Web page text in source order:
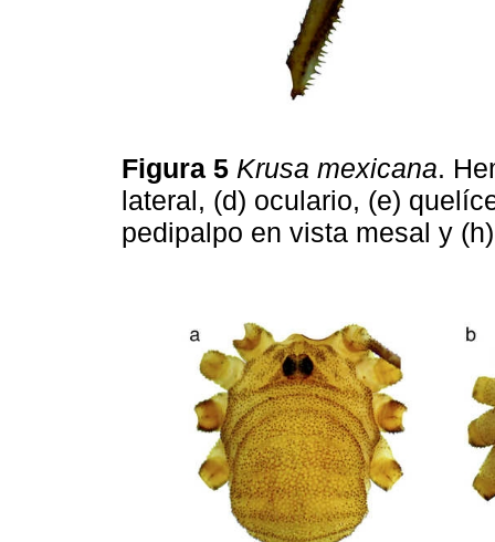
Figura 5 Krusa mexicana.
lateral, (d) oculario, (e)
pedipalpo en vista mesal y